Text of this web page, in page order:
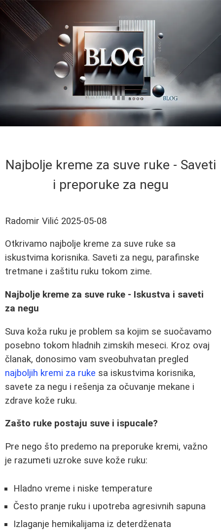
Najbolje kreme za suve ruke - Saveti
i preporuke za negu
Radomir Vilić 2025-05-08
Otkrivamo najbolje kreme za suve ruke sa
iskustvima korisnika. Saveti za negu, parafinske
tretmane i zaštitu ruku tokom zime.
Najbolje kreme za suve ruke - Iskustva i saveti
za negu
Suva koža ruku je problem sa kojim se suočavamo
posebno tokom hladnih zimskih meseci. Kroz ovaj
članak, donosimo vam sveobuhvatan pregled
najboljih kremi za ruke sa iskustvima korisnika,
savete za negu i rešenja za očuvanje mekane i
zdrave kože ruku.
Zašto ruke postaju suve i ispucale?
Pre nego što predemo na preporuke kremi, važno
je razumeti uzroke suve kože ruku:
Hladno vreme i niske temperature
Često pranje ruku i upotreba agresivnih sapuna
Izlaganje hemikalijama iz deterdženata